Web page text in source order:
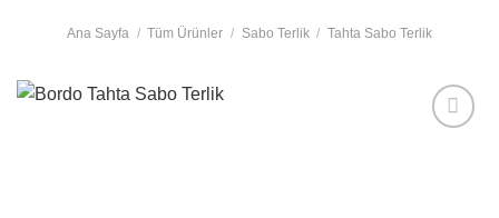
Ana Sayfa / Tüm Ürünler / Sabo Terlik / Tahta Sabo Terlik